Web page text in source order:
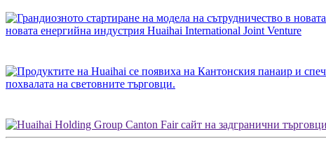
новата енергийна индустрия Huaihai International Joint Venture
похвалата на световните търговци.